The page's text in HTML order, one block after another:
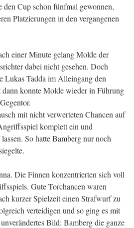
Cup schon fünfmal gewonnen,
Platzierungen in den vergangenen
einer Minute gelang Molde der
dabei nicht gesehen. Doch
Lukas Tadda im Alleingang den
konnte Molde wieder in Führung
mit nicht verwerteten Chancen auf
komplett ein und
So hatte Bamberg nur noch
Die Finnen konzentrierten sich voll
Gute Torchancen waren
kurzer Spielzeit einen Strafwurf zu
verteidigen und so ging es mit
Bild: Bamberg die ganze